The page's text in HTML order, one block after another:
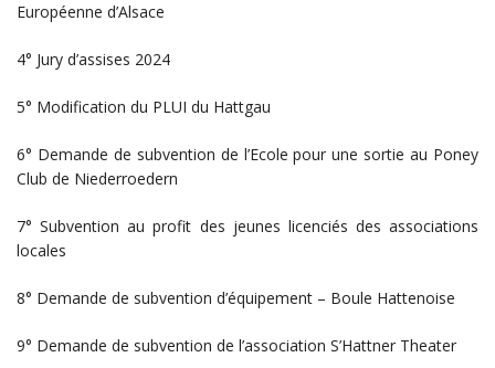
Européenne d’Alsace
4° Jury d’assises 2024
5° Modification du PLUI du Hattgau
6° Demande de subvention de l’Ecole pour une sortie au Poney
Club de Niederroedern
7° Subvention au profit des jeunes licenciés des associations
locales
8° Demande de subvention d’équipement – Boule Hattenoise
9° Demande de subvention de l’association S’Hattner Theater